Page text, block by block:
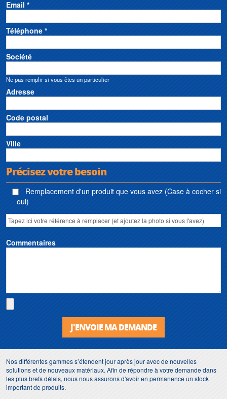
Email *
Téléphone *
Société
Ne pas remplir si vous êtes un particulier
Adresse
Code postal
Ville
Précisez votre besoin
Remplacement d'un produit que vous avez (Case à cocher si
oui)
Commentaires
J'ENVOIE MA DEMANDE
Nos différentes gammes s’étendent jour après jour avec de nouvelles
solutions et de nouveaux matériaux. Afin de répondre à votre demande dans
les plus brefs délais, nous nous assurons d'avoir en permanence un stock
important de produits.